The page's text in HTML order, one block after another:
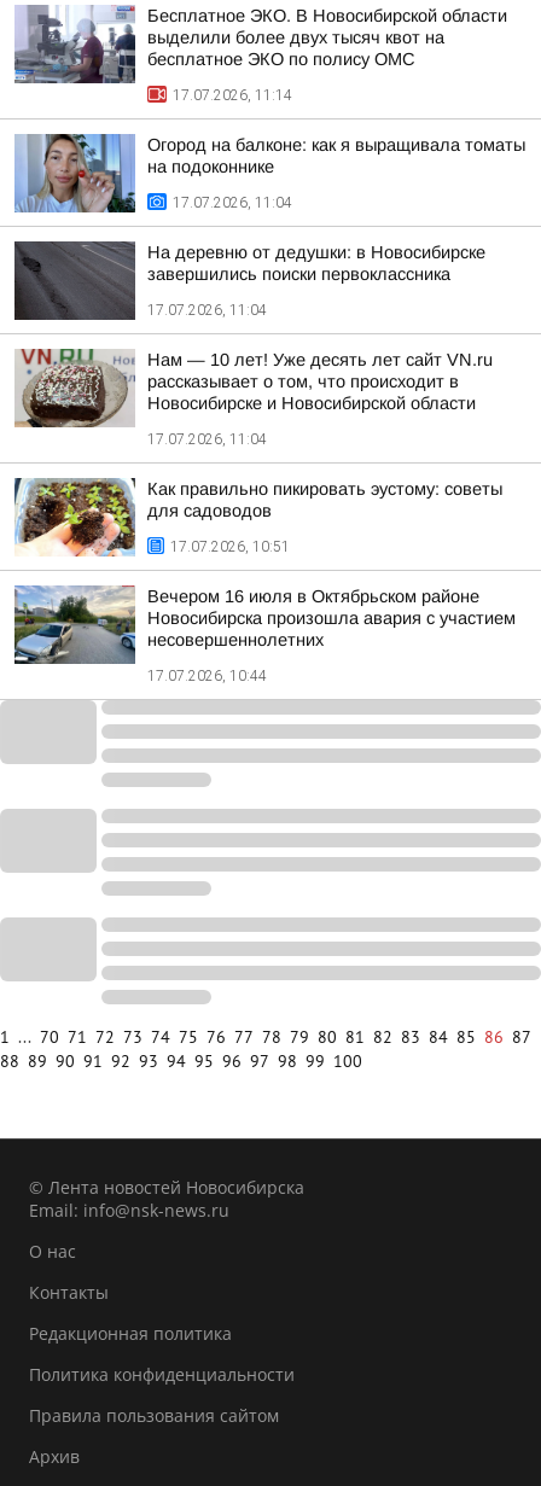
Бесплатное ЭКО. В Новосибирской области
выделили более двух тысяч квот на
бесплатное ЭКО по полису ОМС
17.07.2026, 11:14
Огород на балконе: как я выращивала томаты
на подоконнике
17.07.2026, 11:04
На деревню от дедушки: в Новосибирске
завершились поиски первоклассника
17.07.2026, 11:04
Нам — 10 лет! Уже десять лет сайт VN.ru
рассказывает о том, что происходит в
Новосибирске и Новосибирской области
17.07.2026, 11:04
Как правильно пикировать эустому: советы
для садоводов
17.07.2026, 10:51
Вечером 16 июля в Октябрьском районе
Новосибирска произошла авария с участием
несовершеннолетних
17.07.2026, 10:44
1 ... 70 71 72 73 74 75 76 77 78 79 80 81 82 83 84 85 86 87
88 89 90 91 92 93 94 95 96 97 98 99 100
© Лента новостей Новосибирска
Email: info@nsk-news.ru
О нас
Контакты
Редакционная политика
Политика конфиденциальности
Правила пользования сайтом
Архив